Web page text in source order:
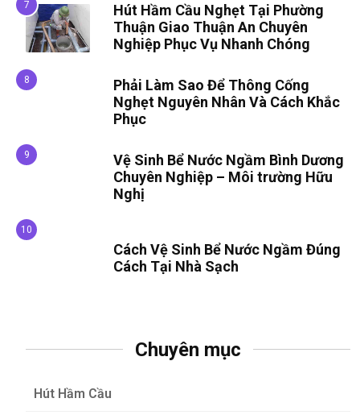
Hút Hầm Cầu Nghẹt Tại Phường
Thuận Giao Thuận An Chuyên
Nghiệp Phục Vụ Nhanh Chóng
Phải Làm Sao Để Thông Cống
Nghẹt Nguyên Nhân Và Cách Khắc
Phục
Vệ Sinh Bể Nước Ngầm Bình Dương
Chuyên Nghiệp – Môi trường Hữu
Nghị
Cách Vệ Sinh Bể Nước Ngầm Đúng
Cách Tại Nhà Sạch
Chuyên mục
Hút Hầm Cầu